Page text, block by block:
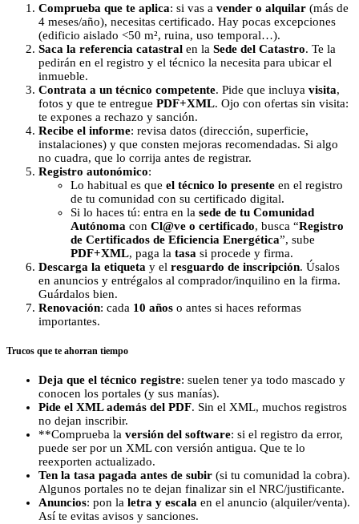
Comprueba que te aplica: si vas a vender o alquilar (más de
4 meses/año), necesitas certificado. Hay pocas excepciones
(edificio aislado <50 m², ruina, uso temporal…).
Saca la referencia catastral en la Sede del Catastro. Te la
pedirán en el registro y el técnico la necesita para ubicar el
inmueble.
Contrata a un técnico competente. Pide que incluya visita,
fotos y que te entregue PDF+XML. Ojo con ofertas sin visita:
te expones a rechazo y sanción.
Recibe el informe: revisa datos (dirección, superficie,
instalaciones) y que consten mejoras recomendadas. Si algo
no cuadra, que lo corrija antes de registrar.
Registro autonómico:
Lo habitual es que el técnico lo presente en el registro
de tu comunidad con su certificado digital.
Si lo haces tú: entra en la sede de tu Comunidad
Autónoma con Cl@ve o certificado, busca “Registro
de Certificados de Eficiencia Energética”, sube
PDF+XML, paga la tasa si procede y firma.
Descarga la etiqueta y el resguardo de inscripción. Úsalos
en anuncios y entrégalos al comprador/inquilino en la firma.
Guárdalos bien.
Renovación: cada 10 años o antes si haces reformas
importantes.
Trucos que te ahorran tiempo
Deja que el técnico registre: suelen tener ya todo mascado y
conocen los portales (y sus manías).
Pide el XMLademás del PDF. Sin el XML, muchos registros
no dejan inscribir.
**Comprueba la versión del software: si el registro da error,
puede ser por un XML con versión antigua. Que te lo
reexporten actualizado.
Ten la tasa pagada antes de subir (si tu comunidad la cobra).
Algunos portales no te dejan finalizar sin el NRC/justificante.
Anuncios: pon la letra y escala en el anuncio (alquiler/venta).
Así te evitas avisos y sanciones.